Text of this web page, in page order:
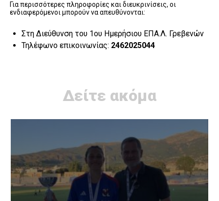
Για περισσότερες πληροφορίες και διευκρινίσεις, οι
ενδιαφερόμενοι μπορούν να απευθύνονται:
Στη Διεύθυνση του 1ου Ημερήσιου ΕΠΑ.Λ. Γρεβενών
Τηλέφωνο επικοινωνίας: 2462025044
Δείτε ακόμα